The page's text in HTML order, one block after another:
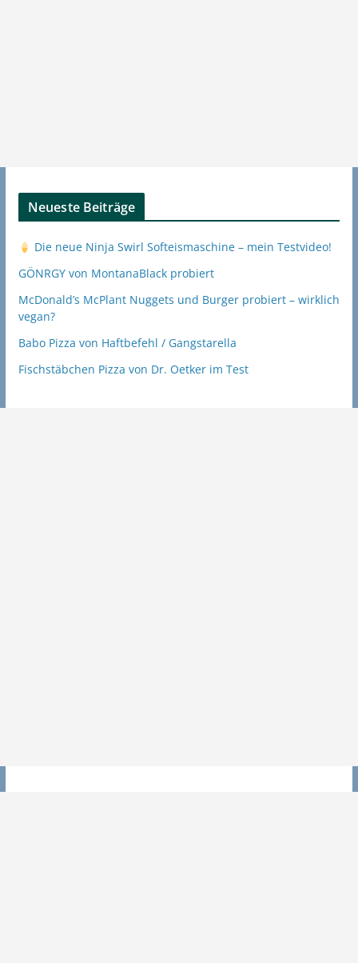
Neueste Beiträge
Die neue Ninja Swirl Softeismaschine – mein Testvideo!
GÖNRGY von MontanaBlack probiert
McDonald’s McPlant Nuggets und Burger probiert – wirklich
vegan?
Babo Pizza von Haftbefehl / Gangstarella
Fischstäbchen Pizza von Dr. Oetker im Test